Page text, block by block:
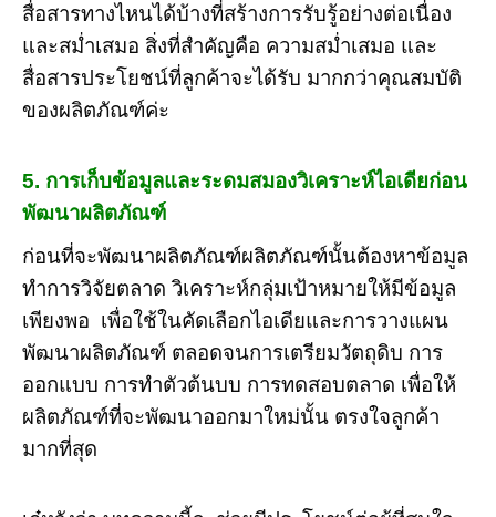
สื่อสารทางไหนได้บ้างที่สร้างการรับรู้อย่างต่อเนื่อง
และสม่ำเสมอ สิ่งที่สำคัญคือ ความสม่ำเสมอ และ
สื่อสารประโยชน์ที่ลูกค้าจะได้รับ มากกว่าคุณสมบัติ
ของผลิตภัณฑ์ค่ะ
5. การเก็บข้อมูลและระดมสมองวิเคราะห์ไอเดียก่อน
พัฒนาผลิตภัณฑ์
ก่อนที่จะพัฒนาผลิตภัณฑ์ผลิตภัณฑ์นั้นต้องหาข้อมูล
ทำการวิจัยตลาด วิเคราะห์กลุ่มเป้าหมายให้มีข้อมูล
เพียงพอ เพื่อใช้ในคัดเลือกไอเดียและการวางแผน
พัฒนาผลิตภัณฑ์ ตลอดจนการเตรียมวัตถุดิบ การ
ออกแบบ การทำตัวต้นบบ การทดสอบตลาด เพื่อให้
ผลิตภัณฑ์ที่จะพัฒนาออกมาใหม่นั้น ตรงใจลูกค้า
มากที่สุด